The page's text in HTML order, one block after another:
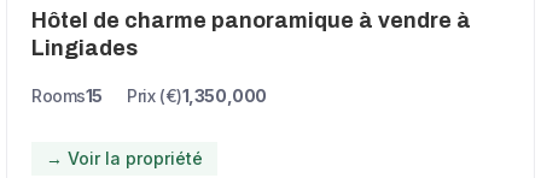
Hôtel de charme panoramique à vendre à
Lingiades
Rooms15 Prix (€)1,350,000
→ Voir la propriété